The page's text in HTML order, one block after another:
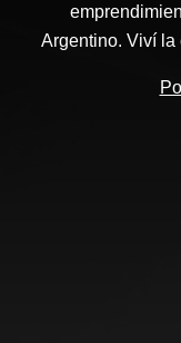
Argentino. Viví la